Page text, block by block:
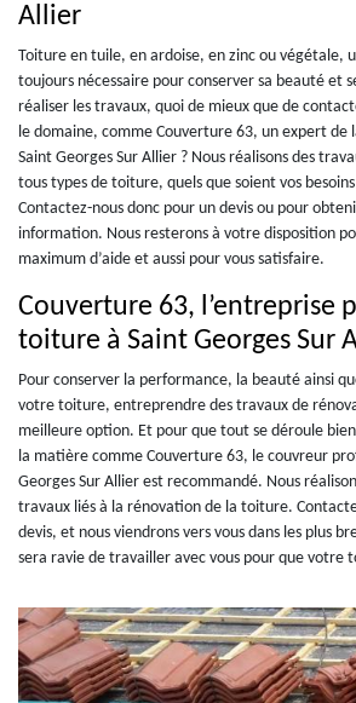
Allier
Toiture en tuile, en ardoise, en zinc ou végétale,
toujours nécessaire pour conserver sa beauté et
réaliser les travaux, quoi de mieux que de
le domaine, comme Couverture 63, un expert
Saint Georges Sur Allier ? Nous réalisons des
tous types de toiture, quels que soient vos
Contactez-nous donc pour un devis ou pour
information. Nous resterons à votre disposition
maximum d’aide et aussi pour vous satisfaire.
Couverture 63, l’entreprise
toiture à Saint Georges Sur
Pour conserver la performance, la beauté ainsi
votre toiture, entreprendre des travaux de
meilleure option. Et pour que tout se déroule
la matière comme Couverture 63, le couvreur
Georges Sur Allier est recommandé. Nous
travaux liés à la rénovation de la toiture.
devis, et nous viendrons vers vous dans les plus
sera ravie de travailler avec vous pour que votre